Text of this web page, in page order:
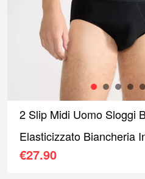
1 2 4 5
2 Slip Midi Uomo Sloggi
Elasticizzato Biancheria
€27.90